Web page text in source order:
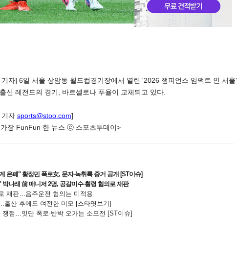
텍스 텍스 url 복 인쇄
자] 6일 서울 상암동 월드컵경기장에서 열린 '2026 챔피언스 임팩트 인 서울'
신 레전드의 경기, 바르셀로나 푸욜이 교체되고 있다.
기자 sports@stoo.com]
장 FunFun 한 뉴스 ⓒ 스포츠투데이>
은폐" 황정민 폭로女, 문자·녹취록 증거 공개 [ST이슈]
나래 前 매니저 2명, 공갈미수·횡령 혐의로 재판
재판…음주운전 혐의는 미적용
산 후에도 여전한 미모 [스타엿보기]
쟁점…잇단 폭로·반박 오가는 소모전 [ST이슈]